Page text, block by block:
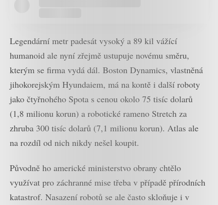
Legendární metr padesát vysoký a 89 kil vážící
humanoid ale nyní zřejmě ustupuje novému směru,
kterým se firma vydá dál. Boston Dynamics, vlastněná
jihokorejským Hyundaiem, má na kontě i další roboty
jako čtyřnohého Spota s cenou okolo 75 tisíc dolarů
(1,8 milionu korun) a robotické rameno Stretch za
zhruba 300 tisíc dolarů (7,1 milionu korun). Atlas ale
na rozdíl od nich nikdy nešel koupit.
Původně ho americké ministerstvo obrany chtělo
využívat pro záchranné mise třeba v případě přírodních
katastrof. Nasazení robotů se ale často skloňuje i v